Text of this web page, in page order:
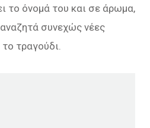
το όνομά του και σε άρωμα,
συνεχώς νέες
τραγούδι.